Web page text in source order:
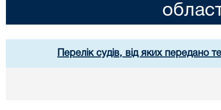
Перелік судів, від яких передано